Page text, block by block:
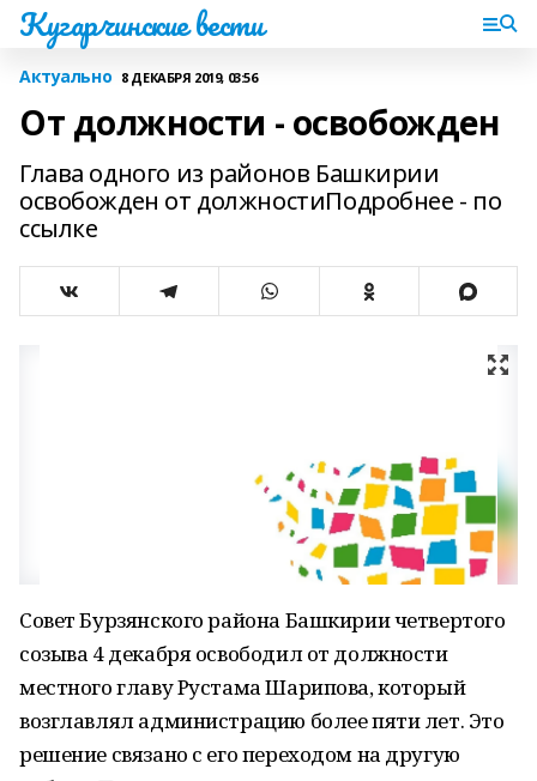
Кугарчинские вести
Актуально 8 ДЕКАБРЯ 2019, 03:56
От должности - освобожден
Глава одного из районов Башкирии
освобожден от должностиПодробнее - по
ссылке
Совет Бурзянского района Башкирии четвертого
созыва 4 декабря освободил от должности
местного главу Рустама Шарипова, который
возглавлял администрацию более пяти лет. Это
решение связано с его переходом на другую